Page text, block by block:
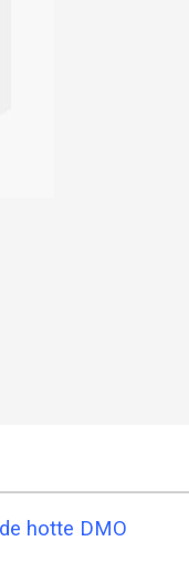
hotte DMO